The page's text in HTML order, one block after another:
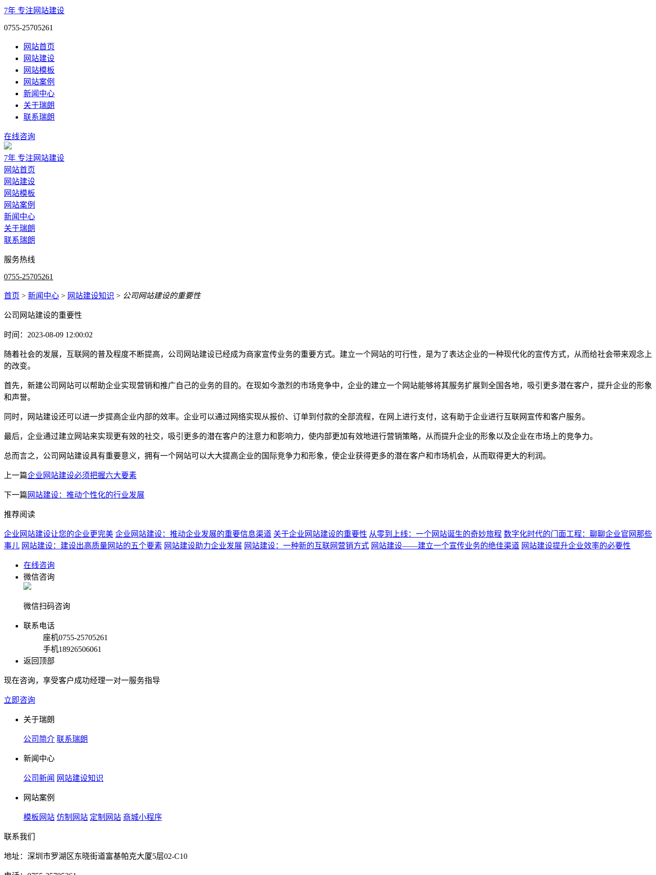
7年 专注网站建设
0755-25705261
网站首页
网站建设
网站模板
网站案例
新闻中心
关于瑞朗
联系瑞朗
在线咨询
7年 专注网站建设
网站首页
网站建设
网站模板
网站案例
新闻中心
关于瑞朗
联系瑞朗
服务热线
0755-25705261
首页 > 新闻中心 > 网站建设知识 > 公司网站建设的重要性
公司网站建设的重要性
时间：2023-08-09 12:00:02
随着社会的发展，互联网的普及程度不断提高，公司网站建设已经成为商家宣传业务的重要方式。建立一个网站的可行性，是为了表达企业的一种现代化的宣传方式，从而给社会带来观念上
的改变。
首先，新建公司网站可以帮助企业实现营销和推广自己的业务的目的。在现如今激烈的市场竞争中，企业的建立一个网站能够将其服务扩展到全国各地，吸引更多潜在客户，提升企业的形象
和声誉。
同时，网站建设还可以进一步提高企业内部的效率。企业可以通过网络实现从报价、订单到付款的全部流程，在网上进行支付，这有助于企业进行互联网宣传和客户服务。
最后，企业通过建立网站来实现更有效的社交，吸引更多的潜在客户的注意力和影响力，使内部更加有效地进行营销策略，从而提升企业的形象以及企业在市场上的竞争力。
总而言之，公司网站建设具有重要意义，拥有一个网站可以大大提高企业的国际竞争力和形象，使企业获得更多的潜在客户和市场机会，从而取得更大的利润。
上一篇企业网站建设必须把握六大要素
下一篇 网站建设：推动个性化的行业发展
推荐阅读
企业网站建设让您的企业更完美 企业网站建设：推动企业发展的重要信息渠道 关于企业网站建设的重要性 从零到上线：一个网站诞生的奇妙旅程 数字化时代的门面工程：聊聊企业官网那些
事儿 网站建设：建设出高质量网站的五个要素 网站建设助力企业发展 网站建设：一种新的互联网营销方式 网站建设——建立一个宣传业务的绝佳渠道 网站建设提升企业效率的必要性
在线咨询
微信咨询
微信扫码咨询
联系电话
座机0755-25705261
手机18926506061
返回顶部
现在咨询，享受客户成功经理一对一服务指导
立即咨询
关于瑞朗
公司简介 联系瑞朗
新闻中心
公司新闻 网站建设知识
网站案例
模板网站 仿制网站 定制网站 商城小程序
联系我们
地址：深圳市罗湖区东晓街道富基帕克大厦5层02-C10